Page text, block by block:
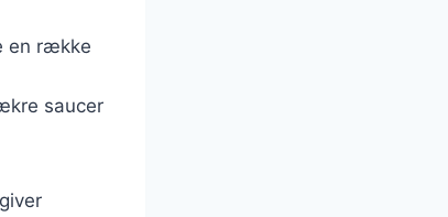
en række
saucer